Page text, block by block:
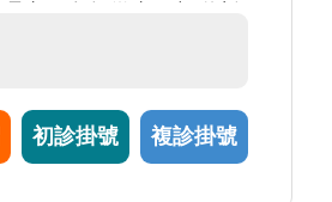
人
初診掛號 複診掛號